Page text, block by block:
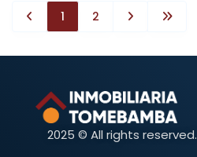
1 2
2025 © All rights reserved.